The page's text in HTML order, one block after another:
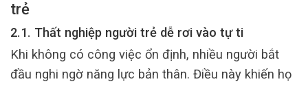
trẻ
2.1. Thất nghiệp người trẻ dễ rơi vào tự ti
Khi không có công việc ổn định, nhiều người bắt
đầu nghi ngờ năng lực bản thân. Điều này khiến họ